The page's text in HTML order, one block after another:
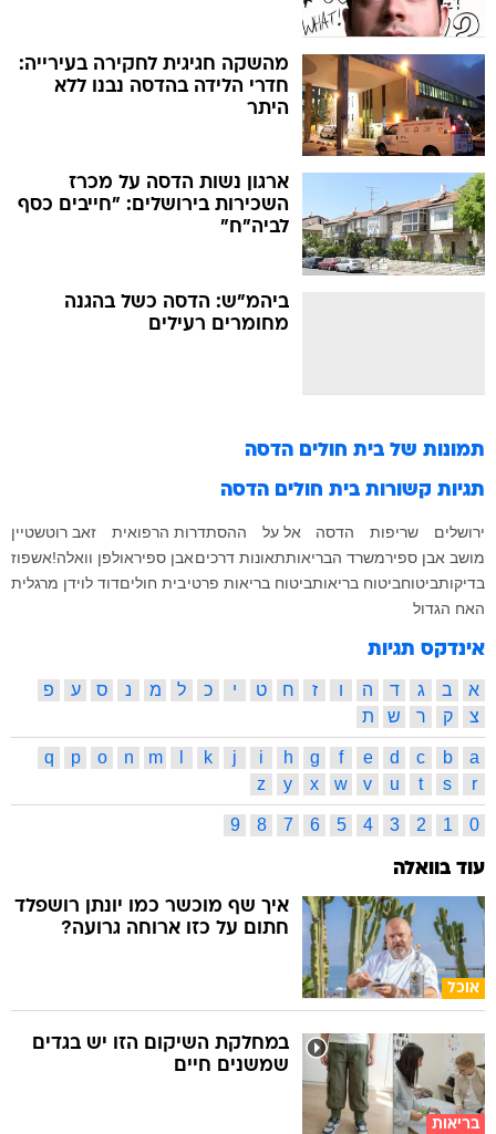
מהשקה חגיגית לחקירה בעירייה:
חדרי הלידה בהדסה נבנו ללא
היתר
ארגון נשות הדסה על מכרז
השכירות בירושלים: "חייבים כסף
לביה"ח"
ביהמ"ש: הדסה כשל בהגנה
מחומרים רעילים
תמונות של בית חולים הדסה
תגיות קשורות בית חולים הדסה
ירושלים שריפות הדסה אל על ההסתדרות הרפואית
זאב רוטשטיין
מושב אבן ספירמשרד הבריאותתאונות דרכיםאבן ספיראולפן וואלה!אשפוז
בדיקותביטוחביטוח בריאותביטוח בריאות פרטיבית חוליםדוד לוידן מרגלית
האח הגדול
אינדקס תגיות
א ב ג ד ה ו ז ח ט י כ ל מ נ ס ע
פ
צ
ק ר ש ת
a
b
c
d
e
f
g
h
i
j
k
m
n
o
p
q
r
s
t
u
v
w
x
y
z
0
1
2
3
4
5
6
7
8
9
עוד בוואלה
אוכל
איך שף מוכשר כמו יונתן רושפלד
חתום על כזו ארוחה גרועה?
בריאות
במחלקת השיקום הזו יש בגדים
שמשנים חיים